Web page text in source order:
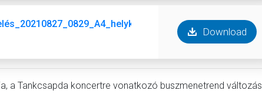
Download
a Tankcsapda koncertre vonatkozó buszmenetrend változás